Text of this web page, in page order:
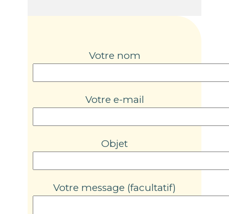
Votre nom
Votre e-mail
Objet
Votre message (facultatif)